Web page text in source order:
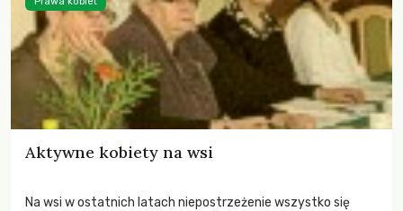
Aktywne kobiety na wsi
Na wsi w ostatnich latach niepostrzeżenie wszystko się